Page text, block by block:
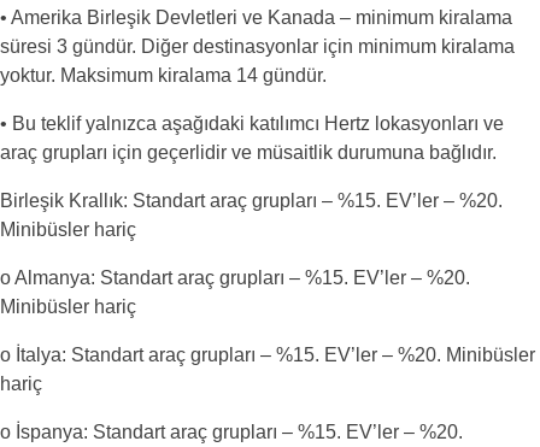
• Amerika Birleşik Devletleri ve Kanada – minimum kiralama
süresi 3 gündür. Diğer destinasyonlar için minimum kiralama
yoktur. Maksimum kiralama 14 gündür.
• Bu teklif yalnızca aşağıdaki katılımcı Hertz lokasyonları ve
araç grupları için geçerlidir ve müsaitlik durumuna bağlıdır.
Birleşik Krallık: Standart araç grupları – %15. EV’ler – %20.
Minibüsler hariç
o Almanya: Standart araç grupları – %15. EV’ler – %20.
Minibüsler hariç
o İtalya: Standart araç grupları – %15. EV’ler – %20. Minibüsler
hariç
o İspanya: Standart araç grupları – %15. EV’ler – %20.